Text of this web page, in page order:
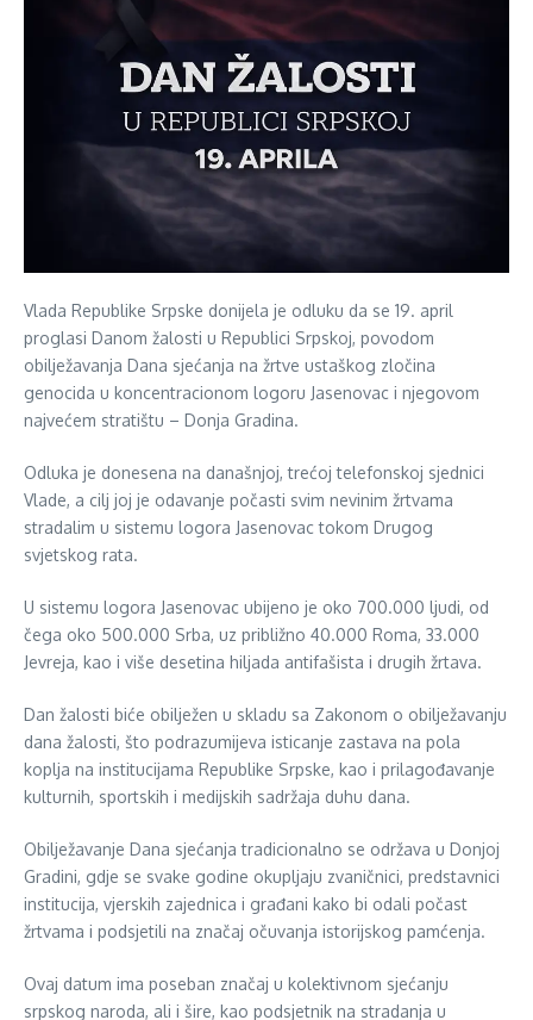
Vlada Republike Srpske donijela je odluku da se 19. april
proglasi Danom žalosti u Republici Srpskoj, povodom
obilježavanja Dana sjećanja na žrtve ustaškog zločina
genocida u koncentracionom logoru Jasenovac i njegovom
najvećem stratištu – Donja Gradina.
Odluka je donesena na današnjoj, trećoj telefonskoj sjednici
Vlade, a cilj joj je odavanje počasti svim nevinim žrtvama
stradalim u sistemu logora Jasenovac tokom Drugog
svjetskog rata.
U sistemu logora Jasenovac ubijeno je oko 700.000 ljudi, od
čega oko 500.000 Srba, uz približno 40.000 Roma, 33.000
Jevreja, kao i više desetina hiljada antifašista i drugih žrtava.
Dan žalosti biće obilježen u skladu sa Zakonom o obilježavanju
dana žalosti, što podrazumijeva isticanje zastava na pola
koplja na institucijama Republike Srpske, kao i prilagođavanje
kulturnih, sportskih i medijskih sadržaja duhu dana.
Obilježavanje Dana sjećanja tradicionalno se održava u Donjoj
Gradini, gdje se svake godine okupljaju zvaničnici, predstavnici
institucija, vjerskih zajednica i građani kako bi odali počast
žrtvama i podsjetili na značaj očuvanja istorijskog pamćenja.
Ovaj datum ima poseban značaj u kolektivnom sjećanju
srpskog naroda, ali i šire, kao podsjetnik na stradanja u